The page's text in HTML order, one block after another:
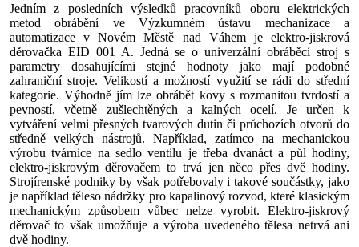
Jedním z posledních výsledků pracovníků oboru elektrických
metod obrábění ve Výzkumném ústavu mechanizace a
automatizace v Novém Městě nad Váhem je elektro-jiskrová
děrovačka EID 001 A. Jedná se o univerzální obráběcí stroj s
parametry dosahujícími stejné hodnoty jako mají podobné
zahraniční stroje. Velikostí a možností využití se rádi do střední
kategorie. Výhodně jím lze obrábět kovy s rozmanitou tvrdostí a
pevností, včetně zušlechtěných a kalných ocelí. Je určen k
vytváření velmi přesných tvarových dutin či průchozích otvorů do
středně velkých nástrojů. Například, zatímco na mechanickou
výrobu tvárnice na sedlo ventilu je třeba dvanáct a půl hodiny,
elektro-jiskrovým děrovačem to trvá jen něco přes dvě hodiny.
Strojírenské podniky by však potřebovaly i takové součástky, jako
je například těleso nádržky pro kapalinový rozvod, které klasickým
mechanickým způsobem vůbec nelze vyrobit. Elektro-jiskrový
děrovač to však umožňuje a výroba uvedeného tělesa netrvá ani
dvě hodiny.